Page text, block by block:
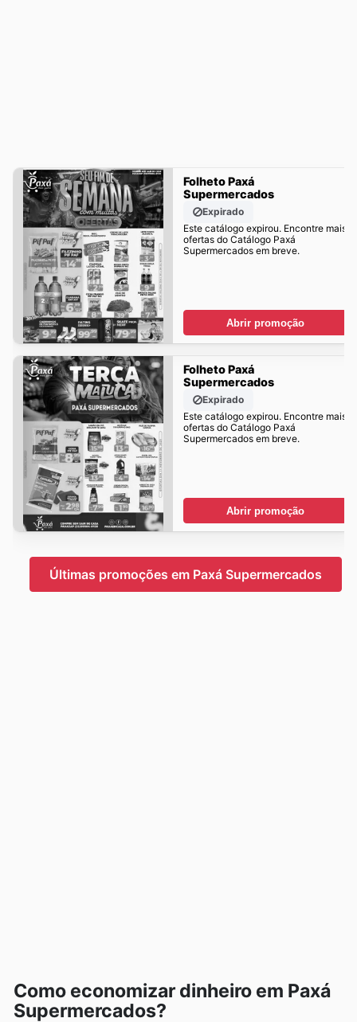
Folheto Paxá
Supermercados
Expirado
Este catálogo expirou. Encontre mais
ofertas do Catálogo Paxá
Supermercados em breve.
Abrir promoção
Folheto Paxá
Supermercados
Expirado
Este catálogo expirou. Encontre mais
ofertas do Catálogo Paxá
Supermercados em breve.
Abrir promoção
Últimas promoções em Paxá Supermercados
Como economizar dinheiro em Paxá
Supermercados?